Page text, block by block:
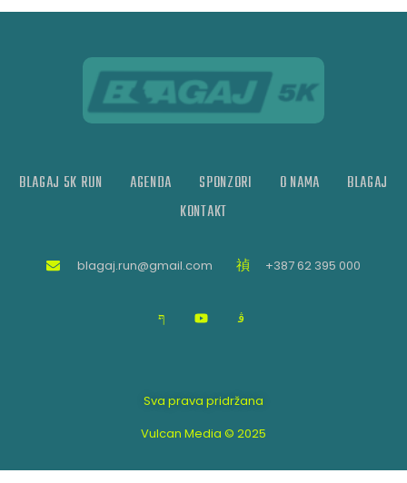
BLAGAJ 5K RUN AGENDA SPONZORI O NAMA
BLAGAJ
KONTAKT
blagaj.run@gmail.com +387 62 395 000
Sva prava pridržana
Vulcan Media © 2025